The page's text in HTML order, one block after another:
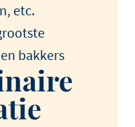
etc.
bakkers